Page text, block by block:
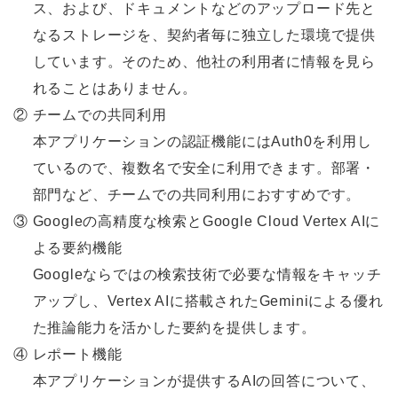
ス、および、ドキュメントなどのアップロード先と
なるストレージを、契約者毎に独立した環境で提供
しています。そのため、他社の利用者に情報を見ら
れることはありません。
② チームでの共同利用
本アプリケーションの認証機能にはAuth0を利用し
ているので、複数名で安全に利用できます。部署・
部門など、チームでの共同利用におすすめです。
③ Googleの高精度な検索とGoogle Cloud Vertex AIに
よる要約機能
Googleならではの検索技術で必要な情報をキャッチ
アップし、Vertex AIに搭載されたGeminiによる優れ
た推論能力を活かした要約を提供します。
④ レポート機能
本アプリケーションが提供するAIの回答について、